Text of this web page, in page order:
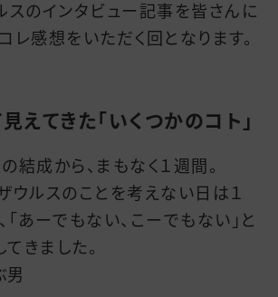
スのインタビュー記事を皆さんに
レ感想をいただく回となります。
えてきた「いくつかのコト」
結成から、まもなく１週間。
ウルスのことを考えない日は１
「あーでもない、こーでもない」と
きました。
男